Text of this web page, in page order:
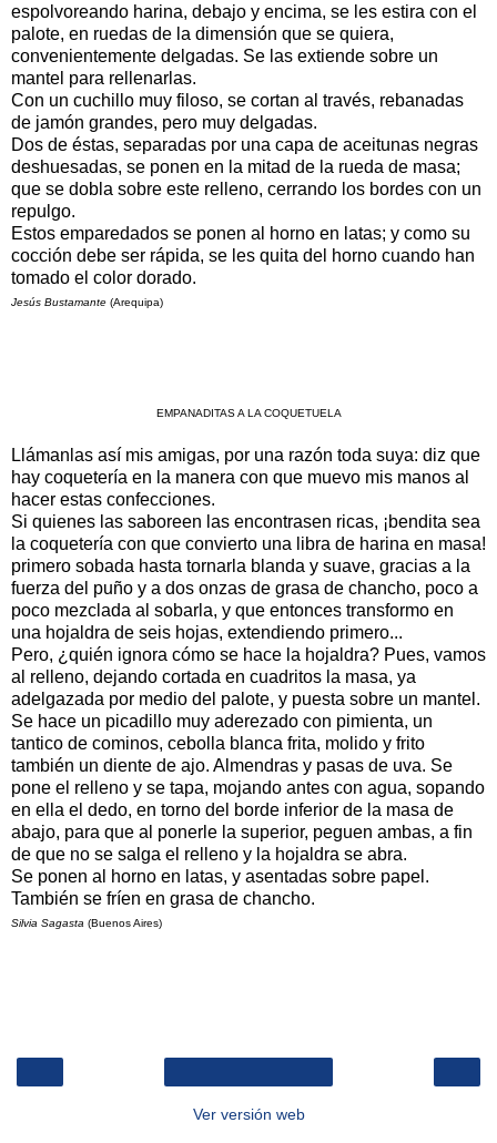
espolvoreando harina, debajo y encima, se les estira con el
palote, en ruedas de la dimensión que se quiera,
convenientemente delgadas. Se las extiende sobre un
mantel para rellenarlas.
Con un cuchillo muy filoso, se cortan al través, rebanadas
de jamón grandes, pero muy delgadas.
Dos de éstas, separadas por una capa de aceitunas negras
deshuesadas, se ponen en la mitad de la rueda de masa;
que se dobla sobre este relleno, cerrando los bordes con un
repulgo.
Estos emparedados se ponen al horno en latas; y como su
cocción debe ser rápida, se les quita del horno cuando han
tomado el color dorado.
Jesús Bustamante (Arequipa)
EMPANADITAS A LA COQUETUELA
Llámanlas así mis amigas, por una razón toda suya: diz que
hay coquetería en la manera con que muevo mis manos al
hacer estas confecciones.
Si quienes las saboreen las encontrasen ricas, ¡bendita sea
la coquetería con que convierto una libra de harina en masa!
primero sobada hasta tornarla blanda y suave, gracias a la
fuerza del puño y a dos onzas de grasa de chancho, poco a
poco mezclada al sobarla, y que entonces transformo en
una hojaldra de seis hojas, extendiendo primero...
Pero, ¿quién ignora cómo se hace la hojaldra? Pues, vamos
al relleno, dejando cortada en cuadritos la masa, ya
adelgazada por medio del palote, y puesta sobre un mantel.
Se hace un picadillo muy aderezado con pimienta, un
tantico de cominos, cebolla blanca frita, molido y frito
también un diente de ajo. Almendras y pasas de uva. Se
pone el relleno y se tapa, mojando antes con agua, sopando
en ella el dedo, en torno del borde inferior de la masa de
abajo, para que al ponerle la superior, peguen ambas, a fin
de que no se salga el relleno y la hojaldra se abra.
Se ponen al horno en latas, y asentadas sobre papel.
También se fríen en grasa de chancho.
Silvia Sagasta (Buenos Aires)
Ver versión web